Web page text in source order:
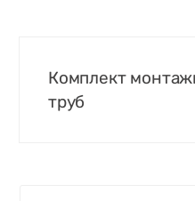
Комплект
труб